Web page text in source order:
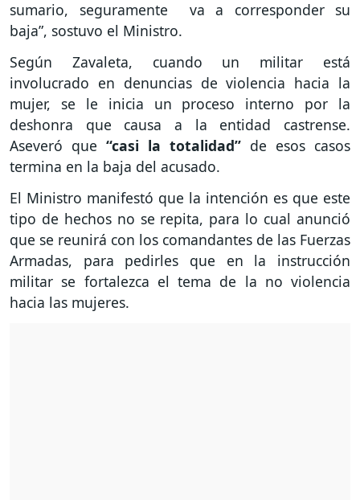
sumario, seguramente va a corresponder su
baja”, sostuvo el Ministro.
Según Zavaleta, cuando un militar está
involucrado en denuncias de violencia hacia la
mujer, se le inicia un proceso interno por la
deshonra que causa a la entidad castrense.
Aseveró que “casi la totalidad” de esos casos
termina en la baja del acusado.
El Ministro manifestó que la intención es que este
tipo de hechos no se repita, para lo cual anunció
que se reunirá con los comandantes de las Fuerzas
Armadas, para pedirles que en la instrucción
militar se fortalezca el tema de la no violencia
hacia las mujeres.